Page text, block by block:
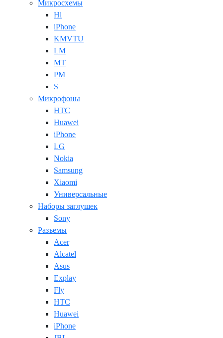
Микросхемы
Hi
iPhone
KMVTU
LM
MT
PM
S
Микрофоны
HTC
Huawei
iPhone
LG
Nokia
Samsung
Xiaomi
Универсальные
Наборы заглушек
Sony
Разъемы
Acer
Alcatel
Asus
Explay
Fly
HTC
Huawei
iPhone